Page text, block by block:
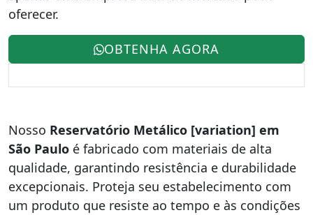
oferecer.
OBTENHA AGORA
Nosso Reservatório Metálico [variation] em
São Paulo é fabricado com materiais de alta
qualidade, garantindo resistência e durabilidade
excepcionais. Proteja seu estabelecimento com
um produto que resiste ao tempo e às condições